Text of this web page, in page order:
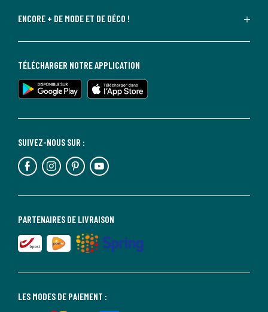
ENCORE + DE MODE ET DE DÉCO !
LES MODES DE PAIEMENT :
PARTENAIRES DE LIVRAISON
SUIVEZ-NOUS SUR :
TÉLÉCHARGER NOTRE APPLICATION